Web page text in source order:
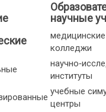
научные
колледжи
институты
учебные
центры